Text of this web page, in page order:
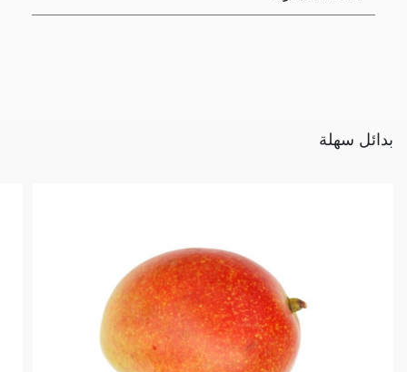
بدائل سهلة